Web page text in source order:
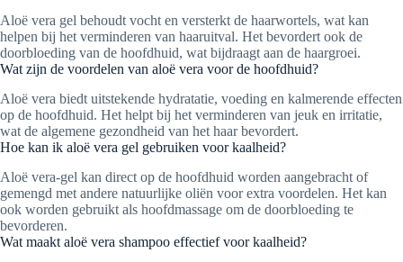
Aloë vera gel behoudt vocht en versterkt de haarwortels, wat kan
helpen bij het verminderen van haaruitval. Het bevordert ook de
doorbloeding van de hoofdhuid, wat bijdraagt aan de haargroei.
Wat zijn de voordelen van aloë vera voor de hoofdhuid?
Aloë vera biedt uitstekende hydratatie, voeding en kalmerende effecten
op de hoofdhuid. Het helpt bij het verminderen van jeuk en irritatie,
wat de algemene gezondheid van het haar bevordert.
Hoe kan ik aloë vera gel gebruiken voor kaalheid?
Aloë vera-gel kan direct op de hoofdhuid worden aangebracht of
gemengd met andere natuurlijke oliën voor extra voordelen. Het kan
ook worden gebruikt als hoofdmassage om de doorbloeding te
bevorderen.
Wat maakt aloë vera shampoo effectief voor kaalheid?